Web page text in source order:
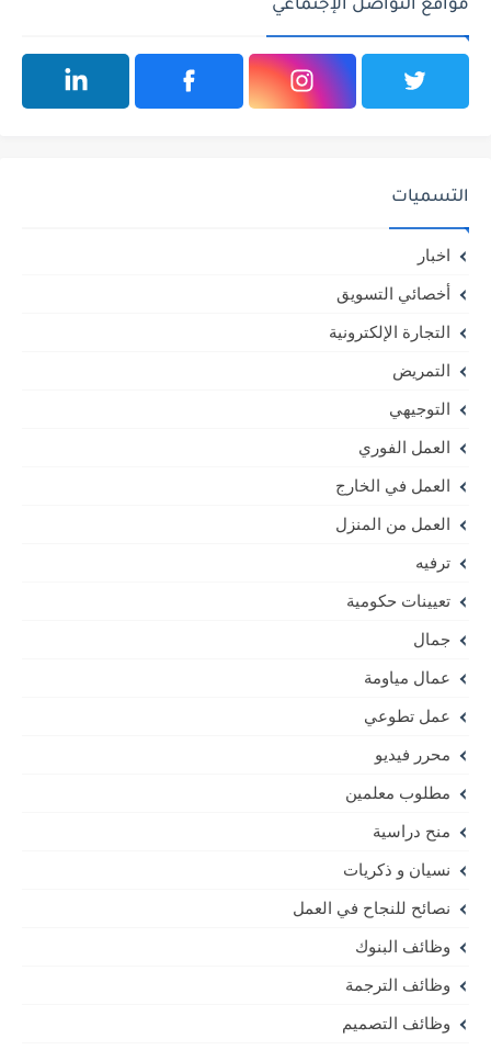
مواقع التواصل الإجتماعي
التسميات
اخبار
أخصائي التسويق
التجارة الإلكترونية
التمريض
التوجيهي
العمل الفوري
العمل في الخارج
العمل من المنزل
ترفيه
تعيينات حكومية
جمال
عمال مياومة
عمل تطوعي
محرر فيديو
مطلوب معلمين
منح دراسية
نسيان و ذكريات
نصائح للنجاح في العمل
وظائف البنوك
وظائف الترجمة
وظائف التصميم